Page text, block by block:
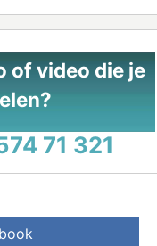
of video die je
71 321